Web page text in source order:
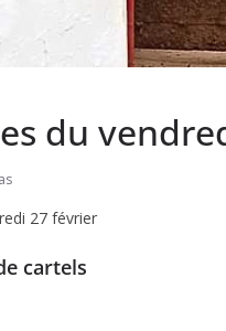
du
27 février
cartels